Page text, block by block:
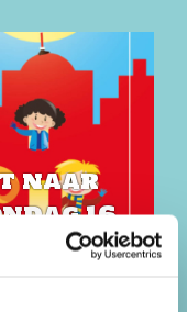
naar
16